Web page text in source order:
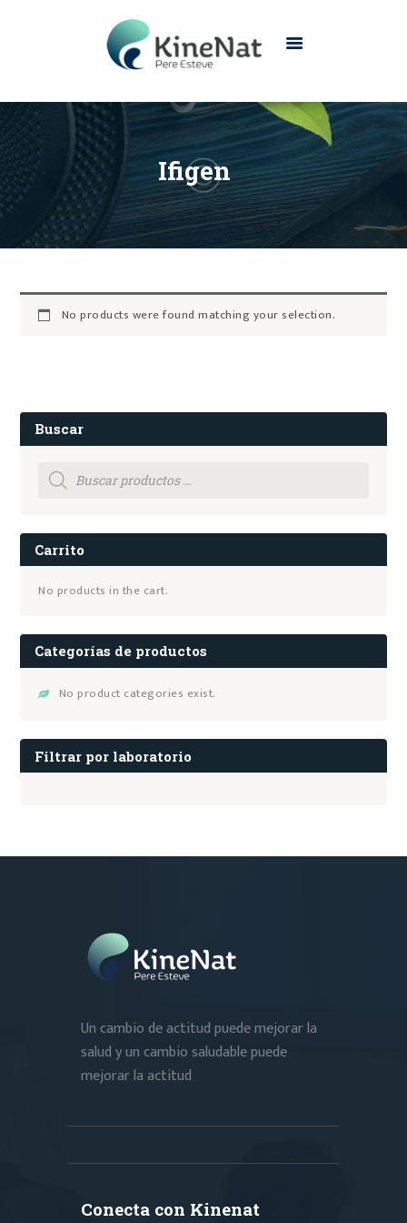
Ifigen
INICIO
CONÓCENOS
SERVICIOS
CONTACTO
No products were found matching your selection.
Buscar
Products
search
Carrito
No products in the cart.
Categorías de productos
No product categories exist.
Filtrar por laboratorio
Un cambio de actitud puede mejorar la
salud y un cambio saludable puede
mejorar la actitud
Conecta con Kinenat